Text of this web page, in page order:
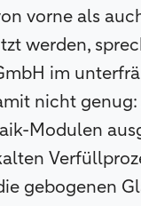
vorne als
werden,
im
nicht
Modulen
gebogenen